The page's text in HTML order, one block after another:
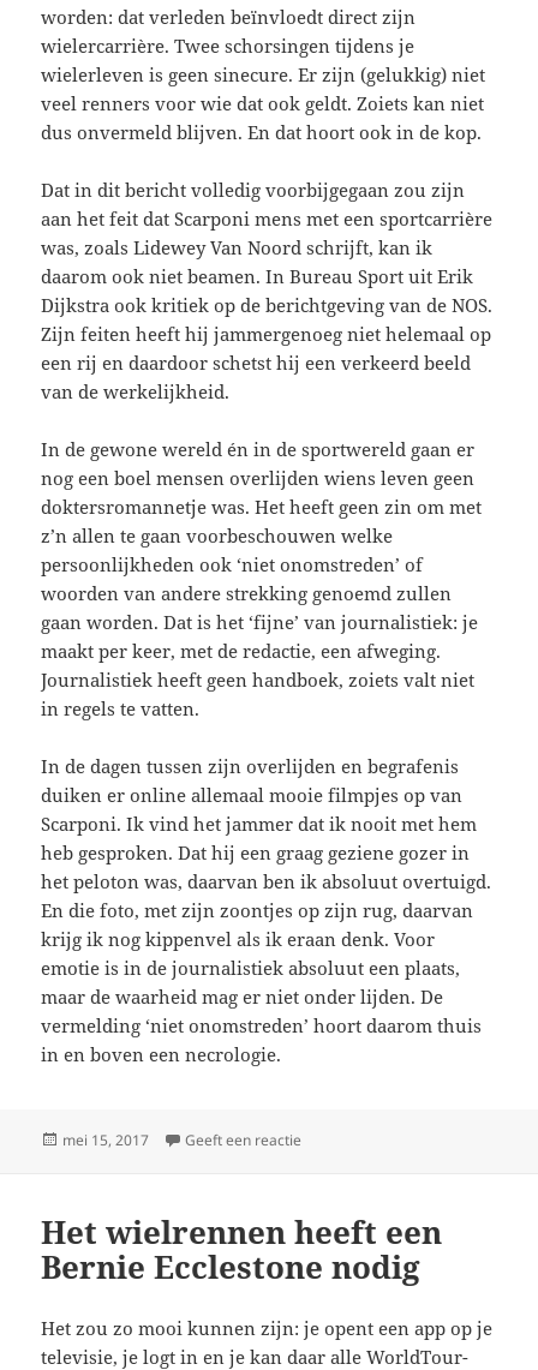
worden: dat verleden beïnvloedt direct zijn
wielercarrière. Twee schorsingen tijdens je
wielerleven is geen sinecure. Er zijn (gelukkig) niet
veel renners voor wie dat ook geldt. Zoiets kan niet
dus onvermeld blijven. En dat hoort ook in de kop.
Dat in dit bericht volledig voorbijgegaan zou zijn
aan het feit dat Scarponi mens met een sportcarrière
was, zoals Lidewey Van Noord schrijft, kan ik
daarom ook niet beamen. In Bureau Sport uit Erik
Dijkstra ook kritiek op de berichtgeving van de NOS.
Zijn feiten heeft hij jammergenoeg niet helemaal op
een rij en daardoor schetst hij een verkeerd beeld
van de werkelijkheid.
In de gewone wereld én in de sportwereld gaan er
nog een boel mensen overlijden wiens leven geen
doktersromannetje was. Het heeft geen zin om met
z’n allen te gaan voorbeschouwen welke
persoonlijkheden ook ‘niet onomstreden’ of
woorden van andere strekking genoemd zullen
gaan worden. Dat is het ‘fijne’ van journalistiek: je
maakt per keer, met de redactie, een afweging.
Journalistiek heeft geen handboek, zoiets valt niet
in regels te vatten.
In de dagen tussen zijn overlijden en begrafenis
duiken er online allemaal mooie filmpjes op van
Scarponi. Ik vind het jammer dat ik nooit met hem
heb gesproken. Dat hij een graag geziene gozer in
het peloton was, daarvan ben ik absoluut overtuigd.
En die foto, met zijn zoontjes op zijn rug, daarvan
krijg ik nog kippenvel als ik eraan denk. Voor
emotie is in de journalistiek absoluut een plaats,
maar de waarheid mag er niet onder lijden. De
vermelding ‘niet onomstreden’ hoort daarom thuis
in en boven een necrologie.
Geplaatst
mei 15, 2017 Geeft een reactie
Het wielrennen heeft een
Bernie Ecclestone nodig
Het zou zo mooi kunnen zijn: je opent een app op je
televisie, je logt in en je kan daar alle WorldTour-